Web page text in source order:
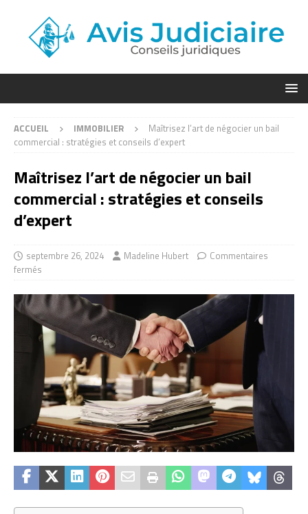
ACCUEIL IMMOBILIER
Maîtrisez l’art de négocier un bail
commercial : stratégies et conseils d’expert
Maîtrisez l’art de négocier un bail
commercial : stratégies et conseils
d’expert
septembre 26, 2024 Madeline Hubert
Commentaires
fermés